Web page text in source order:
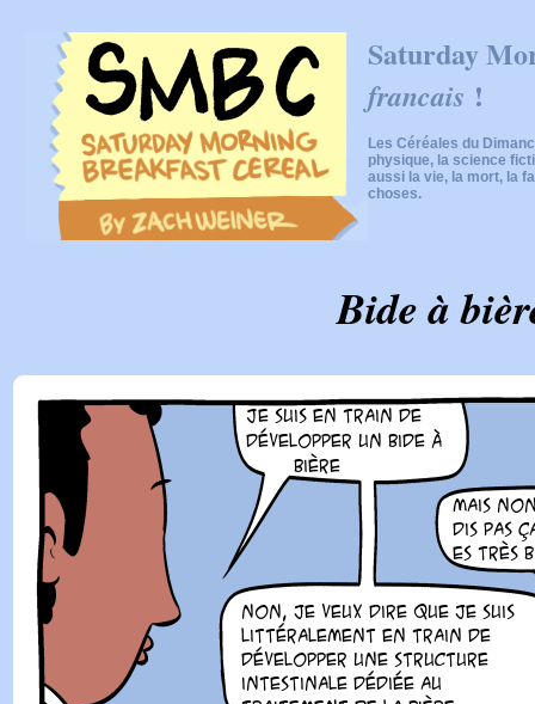
Saturday
francais !
Les Céréales du
physique, la science
aussi la vie, la mort, la
choses.
Bide à